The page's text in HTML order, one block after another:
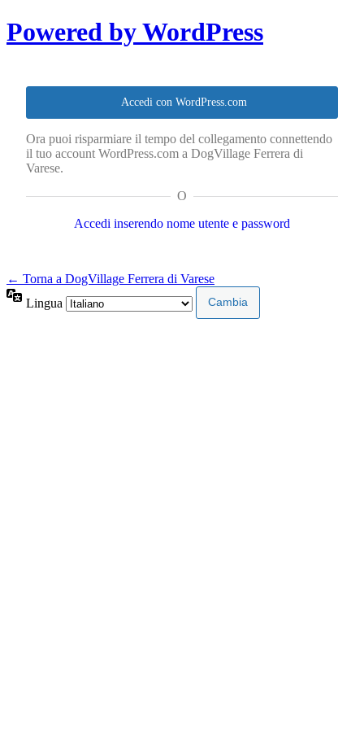
Powered by WordPress
Accedi con WordPress.com
Ora puoi risparmiare il tempo del collegamento connettendo
il tuo account WordPress.com a DogVillage Ferrera di
Varese.
O
Accedi inserendo nome utente e password
← Torna a DogVillage Ferrera di Varese
Lingua